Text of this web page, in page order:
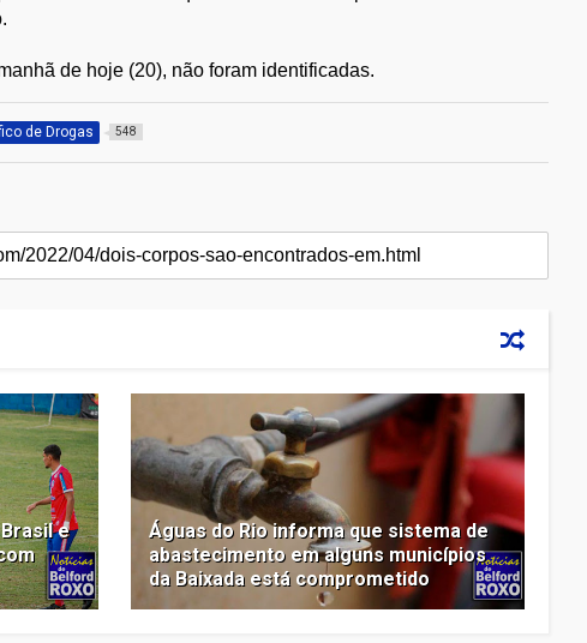
de hoje (20), não foram identificadas.
de Drogas 548
e
Águas do Rio informa que sistema de
abastecimento em alguns municípios
da Baixada está comprometido